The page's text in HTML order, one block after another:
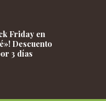
Friday en
Descuento
3 días